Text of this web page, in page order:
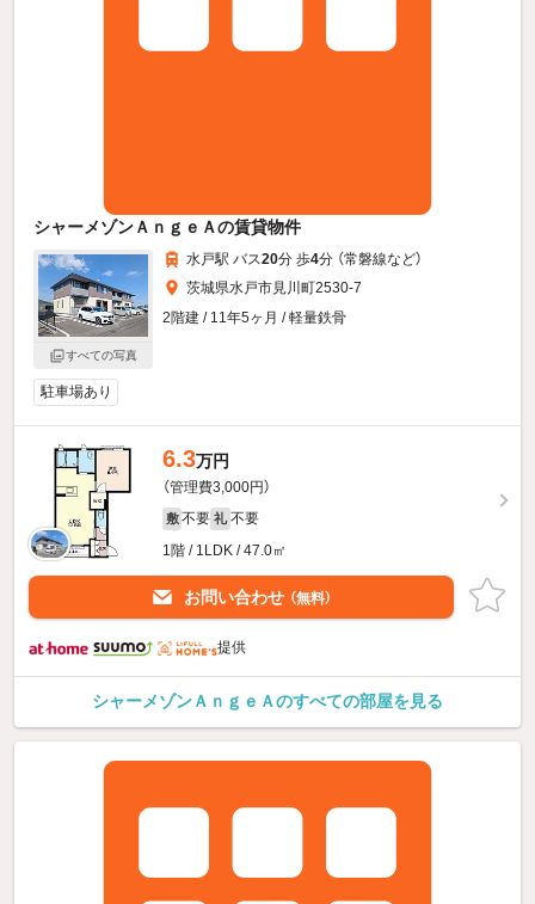
シャーメゾンＡｎｇｅＡの賃貸物件
すべての写真
水戸駅 バス20分 歩4分 （常磐線など）
茨城県水戸市見川町2530-7
2階建 / 11年5ヶ月 / 軽量鉄骨
駐車場あり
6.3万円
（管理費3,000円）
敷 不要 礼 不要
1階 / 1LDK / 47.0㎡
お問い合わせ （無料）
提供
シャーメゾンＡｎｇｅＡのすべての部屋を見る